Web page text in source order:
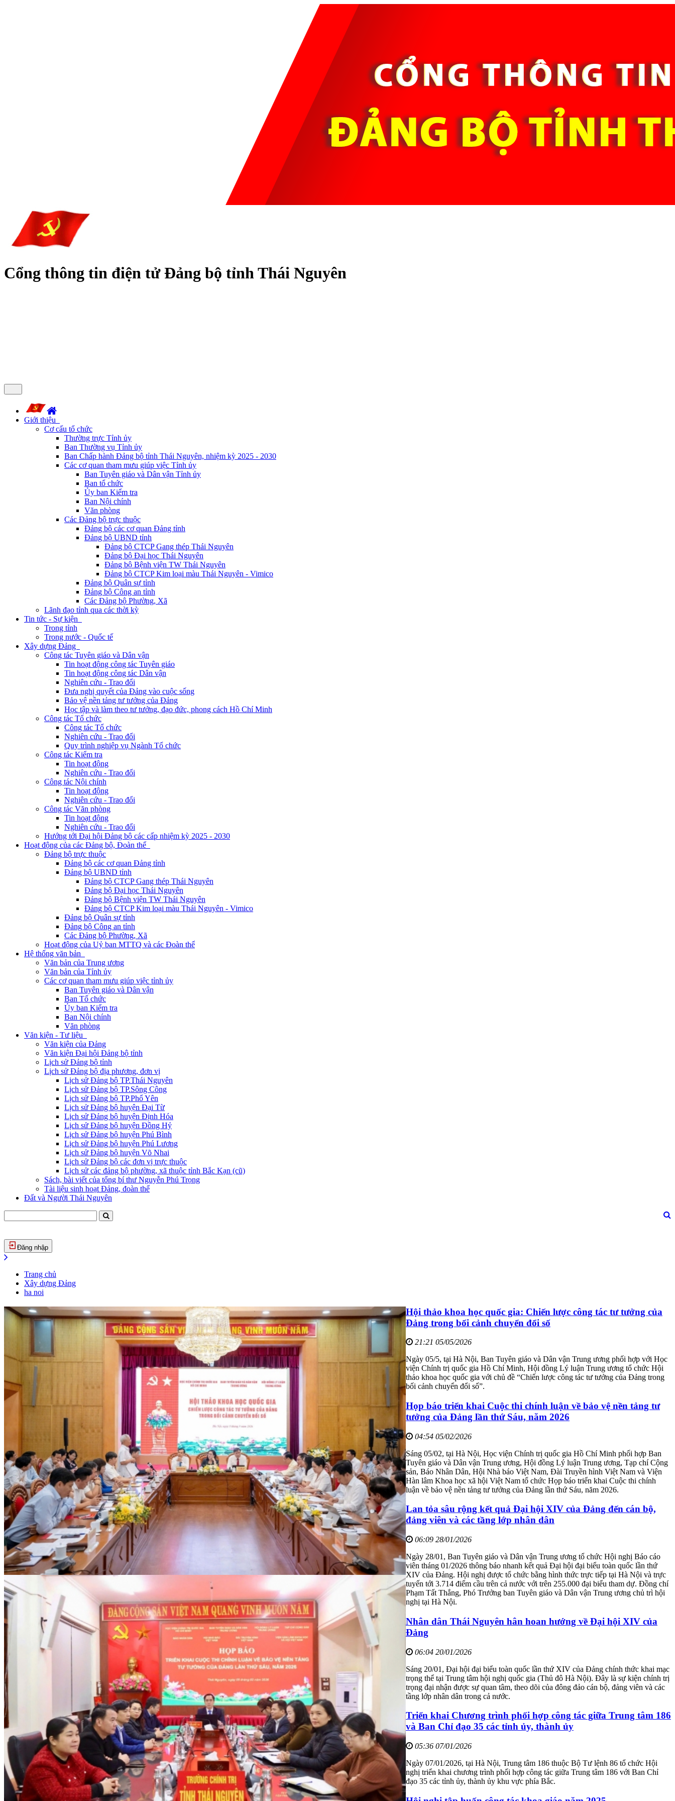
Cổng thông tin điện tử Đảng bộ tỉnh Thái Nguyên
Giới thiệu
Cơ cấu tổ chức
Thường trực Tỉnh ủy
Ban Thường vụ Tỉnh ủy
Ban Chấp hành Đảng bộ tỉnh Thái Nguyên, nhiệm kỳ 2025 - 2030
Các cơ quan tham mưu giúp việc Tỉnh ủy
Ban Tuyên giáo và Dân vận Tỉnh ủy
Ban tổ chức
Ủy ban Kiểm tra
Ban Nội chính
Văn phòng
Các Đảng bộ trực thuộc
Đảng bộ các cơ quan Đảng tỉnh
Đảng bộ UBND tỉnh
Đảng bộ CTCP Gang thép Thái Nguyên
Đảng bộ Đại học Thái Nguyên
Đảng bộ Bệnh viện TW Thái Nguyên
Đảng bộ CTCP Kim loại màu Thái Nguyên - Vimico
Đảng bộ Quân sự tỉnh
Đảng bộ Công an tỉnh
Các Đảng bộ Phường, Xã
Lãnh đạo tỉnh qua các thời kỳ
Tin tức - Sự kiện
Trong tỉnh
Trong nước - Quốc tế
Xây dựng Đảng
Công tác Tuyên giáo và Dân vận
Tin hoạt động công tác Tuyên giáo
Tin hoạt động công tác Dân vận
Nghiên cứu - Trao đổi
Đưa nghị quyết của Đảng vào cuộc sống
Bảo vệ nền tảng tư tưởng của Đảng
Học tập và làm theo tư tưởng, đạo đức, phong cách Hồ Chí Minh
Công tác Tổ chức
Công tác Tổ chức
Nghiên cứu - Trao đổi
Quy trình nghiệp vụ Ngành Tổ chức
Công tác Kiểm tra
Tin hoạt động
Nghiên cứu - Trao đổi
Công tác Nội chính
Tin hoạt động
Nghiên cứu - Trao đổi
Công tác Văn phòng
Tin hoạt động
Nghiên cứu - Trao đổi
Hướng tới Đại hội Đảng bộ các cấp nhiệm kỳ 2025 - 2030
Hoạt động của các Đảng bộ, Đoàn thể
Đảng bộ trực thuộc
Đảng bộ các cơ quan Đảng tỉnh
Đảng bộ UBND tỉnh
Đảng bộ CTCP Gang thép Thái Nguyên
Đảng bộ Đại học Thái Nguyên
Đảng bộ Bệnh viện TW Thái Nguyên
Đảng bộ CTCP Kim loại màu Thái Nguyên - Vimico
Đảng bộ Quân sự tỉnh
Đảng bộ Công an tỉnh
Các Đảng bộ Phường, Xã
Hoạt động của Uỷ ban MTTQ và các Đoàn thể
Hệ thống văn bản
Văn bản của Trung ương
Văn bản của Tỉnh ủy
Các cơ quan tham mưu giúp việc tỉnh ủy
Ban Tuyên giáo và Dân vận
Ban Tổ chức
Ủy ban Kiểm tra
Ban Nội chính
Văn phòng
Văn kiện - Tư liệu
Văn kiện của Đảng
Văn kiện Đại hội Đảng bộ tỉnh
Lịch sử Đảng bộ tỉnh
Lịch sử Đảng bộ địa phương, đơn vị
Lịch sử Đảng bộ TP.Thái Nguyên
Lịch sử Đảng bộ TP.Sông Công
Lịch sử Đảng bộ TP.Phổ Yên
Lịch sử Đảng bộ huyện Đại Từ
Lịch sử Đảng bộ huyện Định Hóa
Lịch sử Đảng bộ huyện Đồng Hỷ
Lịch sử Đảng bộ huyện Phú Bình
Lịch sử Đảng bộ huyện Phú Lương
Lịch sử Đảng bộ huyện Võ Nhai
Lịch sử Đảng bộ các đơn vị trực thuộc
Lịch sử các đảng bộ phường, xã thuộc tỉnh Bắc Kạn (cũ)
Sách, bài viết của tổng bí thư Nguyễn Phú Trọng
Tài liệu sinh hoạt Đảng, đoàn thể
Đất và Người Thái Nguyên
Đăng nhập
Trang chủ
Xây dựng Đảng
ha noi
Hội thảo khoa học quốc gia: Chiến lược công tác tư tưởng của
Đảng trong bối cảnh chuyển đổi số
21:21 05/05/2026
Ngày 05/5, tại Hà Nội, Ban Tuyên giáo và Dân vận Trung ương phối hợp với Học
viện Chính trị quốc gia Hồ Chí Minh, Hội đồng Lý luận Trung ương tổ chức Hội
thảo khoa học quốc gia với chủ đề “Chiến lược công tác tư tưởng của Đảng trong
bối cảnh chuyển đổi số”.
Họp báo triển khai Cuộc thi chính luận về bảo vệ nền tảng tư
tưởng của Đảng lần thứ Sáu, năm 2026
04:54 05/02/2026
Sáng 05/02, tại Hà Nội, Học viện Chính trị quốc gia Hồ Chí Minh phối hợp Ban
Tuyên giáo và Dân vận Trung ương, Hội đồng Lý luận Trung ương, Tạp chí Cộng
sản, Báo Nhân Dân, Hội Nhà báo Việt Nam, Đài Truyền hình Việt Nam và Viện
Hàn lâm Khoa học xã hội Việt Nam tổ chức Họp báo triển khai Cuộc thi chính
luận về bảo vệ nền tảng tư tưởng của Đảng lần thứ Sáu, năm 2026.
Lan tỏa sâu rộng kết quả Đại hội XIV của Đảng đến cán bộ,
đảng viên và các tầng lớp nhân dân
06:09 28/01/2026
Ngày 28/01, Ban Tuyên giáo và Dân vận Trung ương tổ chức Hội nghị Báo cáo
viên tháng 01/2026 thông báo nhanh kết quả Đại hội đại biểu toàn quốc lần thứ
XIV của Đảng. Hội nghị được tổ chức bằng hình thức trực tiếp tại Hà Nội và trực
tuyến tới 3.714 điểm cầu trên cả nước với trên 255.000 đại biểu tham dự. Đồng chí
Phạm Tất Thắng, Phó Trưởng ban Tuyên giáo và Dân vận Trung ương chủ trì hội
nghị tại Hà Nội.
Nhân dân Thái Nguyên hân hoan hướng về Đại hội XIV của
Đảng
06:04 20/01/2026
Sáng 20/01, Đại hội đại biểu toàn quốc lần thứ XIV của Đảng chính thức khai mạc
trọng thể tại Trung tâm hội nghị quốc gia (Thủ đô Hà Nội). Đây là sự kiện chính trị
trọng đại nhận được sự quan tâm, theo dõi của đông đảo cán bộ, đảng viên và các
tầng lớp nhân dân trong cả nước.
Triển khai Chương trình phối hợp công tác giữa Trung tâm 186
và Ban Chỉ đạo 35 các tỉnh ủy, thành ủy
05:36 07/01/2026
Ngày 07/01/2026, tại Hà Nội, Trung tâm 186 thuộc Bộ Tư lệnh 86 tổ chức Hội
nghị triển khai chương trình phối hợp công tác giữa Trung tâm 186 với Ban Chỉ
đạo 35 các tỉnh ủy, thành ủy khu vực phía Bắc.